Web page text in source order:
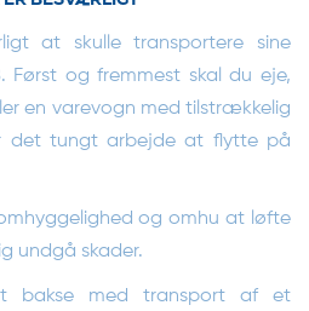
at skulle transportere sine
Først og fremmest skal du eje,
en varevogn med tilstrækkelig
det tungt arbejde at flytte på
og omhu at løfte
undgå skader.
bakse med transport af et